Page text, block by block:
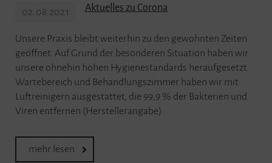
02.08.2021 Aktuelles zu Corona
Unsere Praxis bleibt weiterhin zu den gewohnten Zeiten
geöffnet. Auf Grund der besonderen Situation haben wir
unsere ohnehin hohen Hygienestandards heraufgesetzt.
Wartebereich und Behandlungszimmer haben wir mit
Luftreinigern ausgestattet, die 99,9 % der Bakterien und
Viren entfernen (Herstellerangabe).
mehr lesen